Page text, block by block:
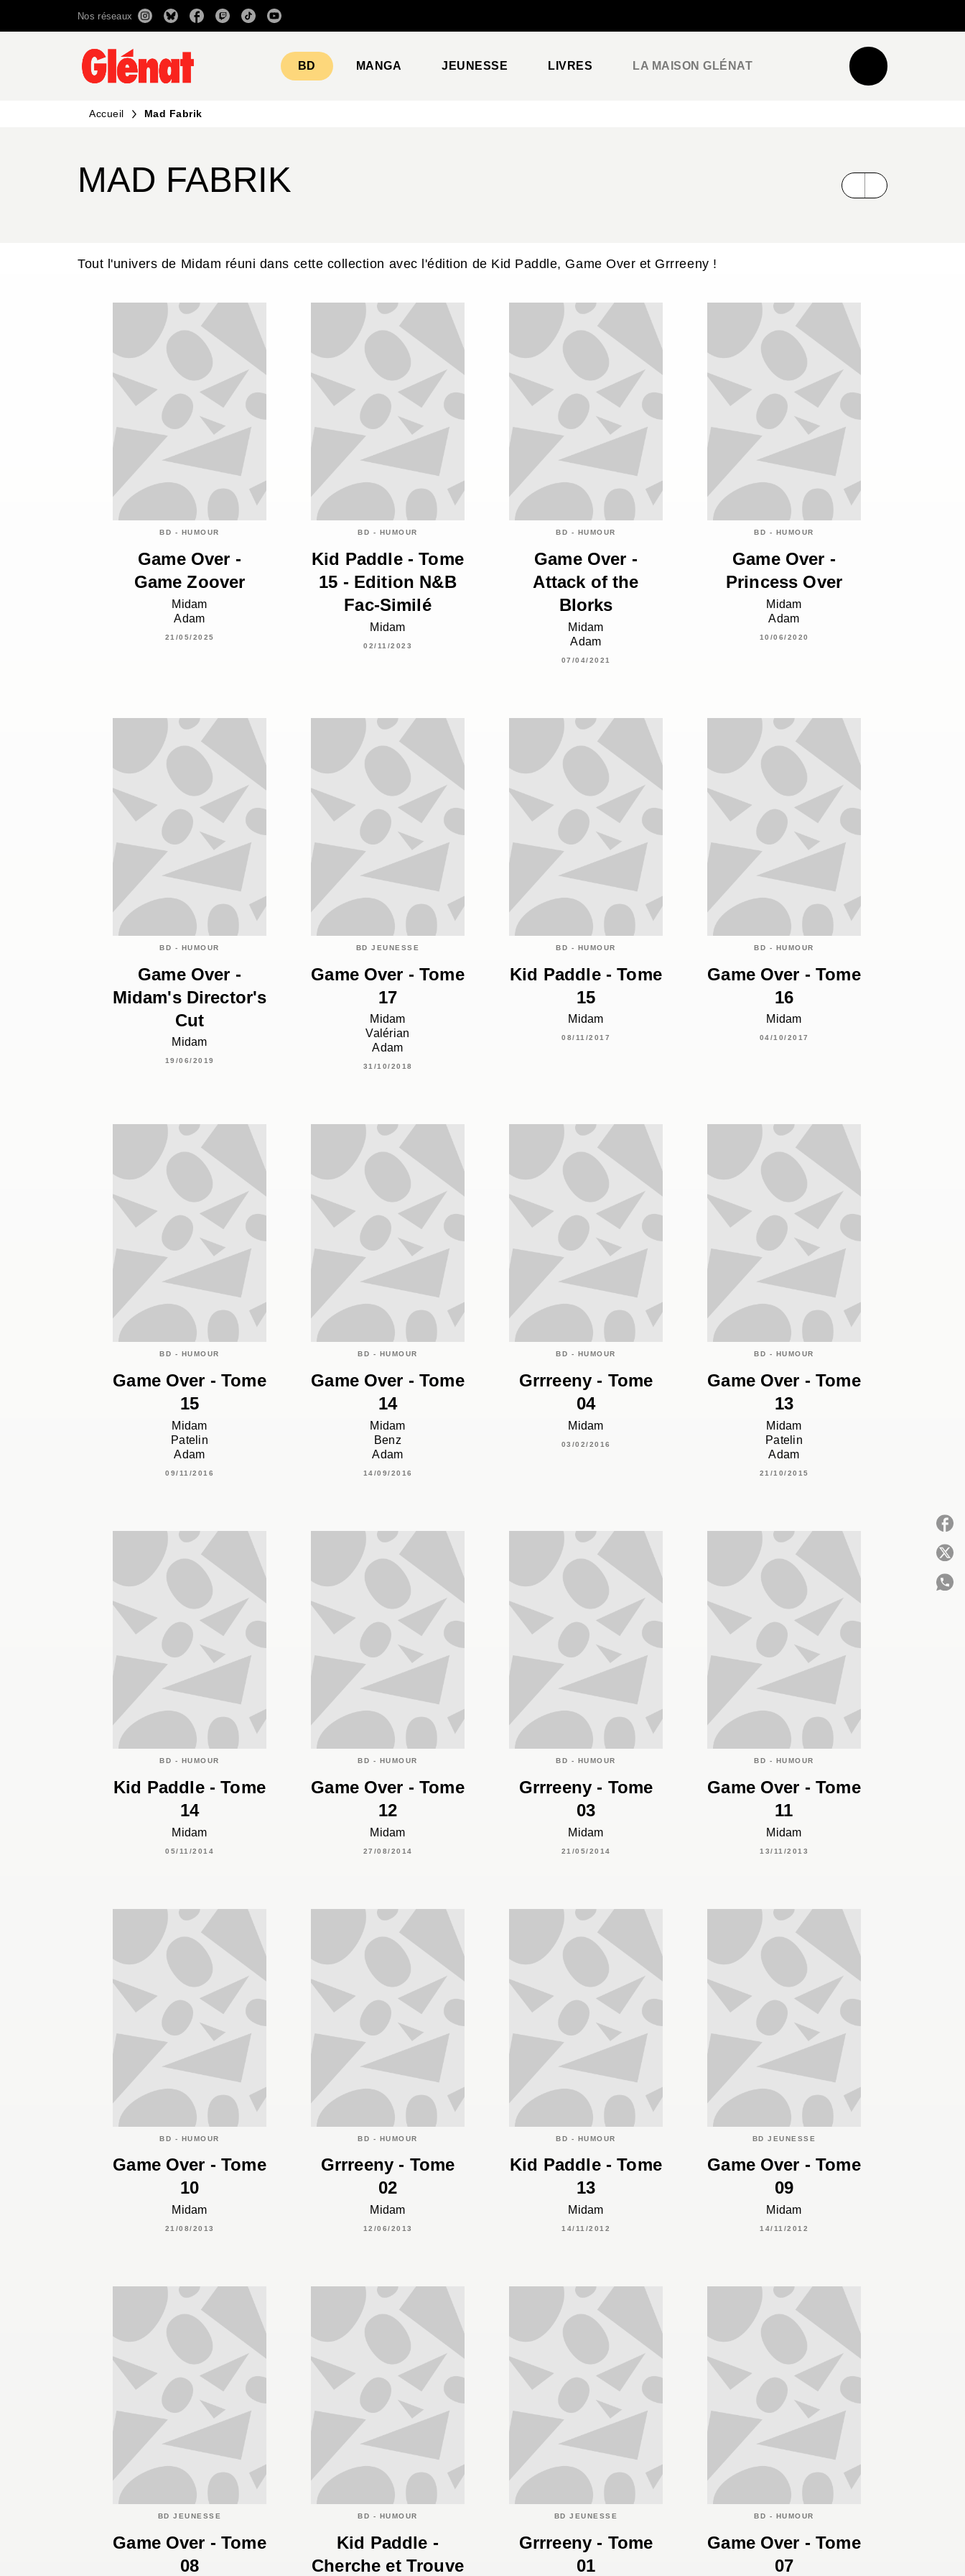
RECHERCHE CONTENU
Nos réseaux
BD MANGA JEUNESSE LIVRES LA MAISON GLÉNAT
Accueil Mad Fabrik
MAD FABRIK
Tout l'univers de Midam réuni dans cette collection avec l'édition de Kid Paddle, Game Over et Grrreeny !
BD - HUMOUR
Game Over -
Game Zoover
Midam
Adam
21/05/2025
BD - HUMOUR
Kid Paddle - Tome
15 - Edition N&B
Fac-Similé
Midam
02/11/2023
BD - HUMOUR
Game Over -
Attack of the
Blorks
Midam
Adam
07/04/2021
BD - HUMOUR
Game Over -
Princess Over
Midam
Adam
10/06/2020
BD - HUMOUR
Game Over -
Midam's Director's
Cut
Midam
19/06/2019
BD JEUNESSE
Game Over - Tome
17
Midam
Valérian
Adam
31/10/2018
BD - HUMOUR
Kid Paddle - Tome
15
Midam
08/11/2017
BD - HUMOUR
Game Over - Tome
16
Midam
04/10/2017
BD - HUMOUR
Game Over - Tome
15
Midam
Patelin
Adam
09/11/2016
BD - HUMOUR
Game Over - Tome
14
Midam
Benz
Adam
14/09/2016
BD - HUMOUR
Grrreeny - Tome
04
Midam
03/02/2016
BD - HUMOUR
Game Over - Tome
13
Midam
Patelin
Adam
21/10/2015
BD - HUMOUR
Kid Paddle - Tome
14
Midam
05/11/2014
BD - HUMOUR
Game Over - Tome
12
Midam
27/08/2014
BD - HUMOUR
Grrreeny - Tome
03
Midam
21/05/2014
BD - HUMOUR
Game Over - Tome
11
Midam
13/11/2013
BD - HUMOUR
Game Over - Tome
10
Midam
21/08/2013
BD - HUMOUR
Grrreeny - Tome
02
Midam
12/06/2013
BD - HUMOUR
Kid Paddle - Tome
13
Midam
14/11/2012
BD JEUNESSE
Game Over - Tome
09
Midam
14/11/2012
BD JEUNESSE
Game Over - Tome
08
BD - HUMOUR
Kid Paddle -
Cherche et Trouve
BD JEUNESSE
Grrreeny - Tome
01
BD - HUMOUR
Game Over - Tome
07